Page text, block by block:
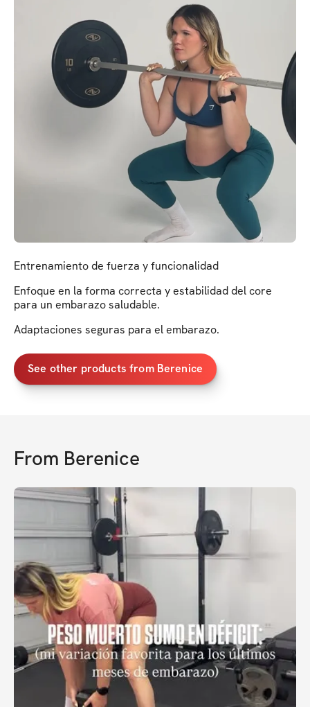
Entrenamiento de fuerza y funcionalidad
Enfoque en la forma correcta y estabilidad del core
para un embarazo saludable.
Adaptaciones seguras para el embarazo.
See other products from Berenice
From Berenice